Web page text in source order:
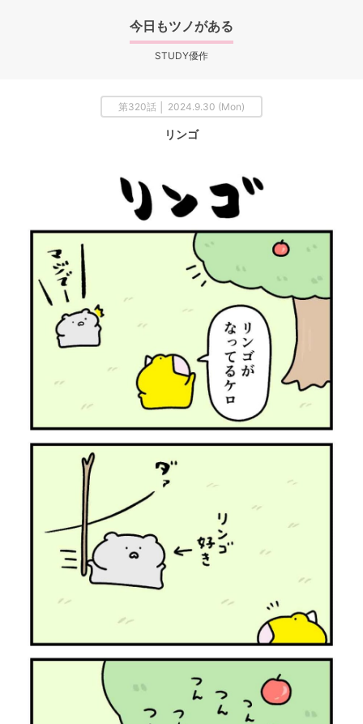
今日もツノがある
STUDY優作
第320話 │ 2024.9.30 (Mon)
リンゴ